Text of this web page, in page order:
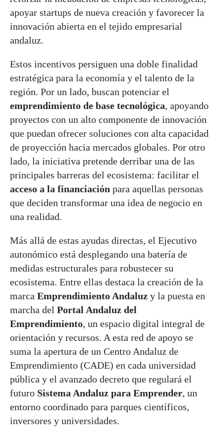
apoyar startups de nueva creación y favorecer la
innovación abierta en el tejido empresarial
andaluz.
Estos incentivos persiguen una doble finalidad
estratégica para la economía y el talento de la
región. Por un lado, buscan potenciar el
emprendimiento de base tecnológica, apoyando
proyectos con un alto componente de innovación
que puedan ofrecer soluciones con alta capacidad
de proyección hacia mercados globales. Por otro
lado, la iniciativa pretende derribar una de las
principales barreras del ecosistema: facilitar el
acceso a la financiación para aquellas personas
que deciden transformar una idea de negocio en
una realidad.
Más allá de estas ayudas directas, el Ejecutivo
autonómico está desplegando una batería de
medidas estructurales para robustecer su
ecosistema. Entre ellas destaca la creación de la
marca Emprendimiento Andaluz y la puesta en
marcha del Portal Andaluz del
Emprendimiento, un espacio digital integral de
orientación y recursos. A esta red de apoyo se
suma la apertura de un Centro Andaluz de
Emprendimiento (CADE) en cada universidad
pública y el avanzado decreto que regulará el
futuro Sistema Andaluz para Emprender, un
entorno coordinado para parques científicos,
inversores y universidades.